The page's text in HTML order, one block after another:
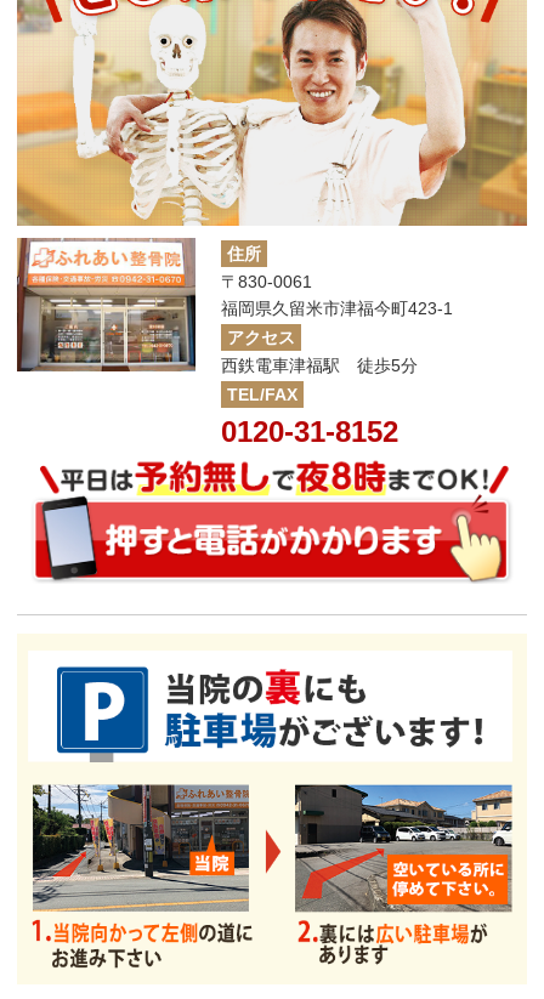
住所
〒830-0061
福岡県久留米市津福今町423-1
アクセス
西鉄電車津福駅 徒歩5分
TEL/FAX
0120-31-8152